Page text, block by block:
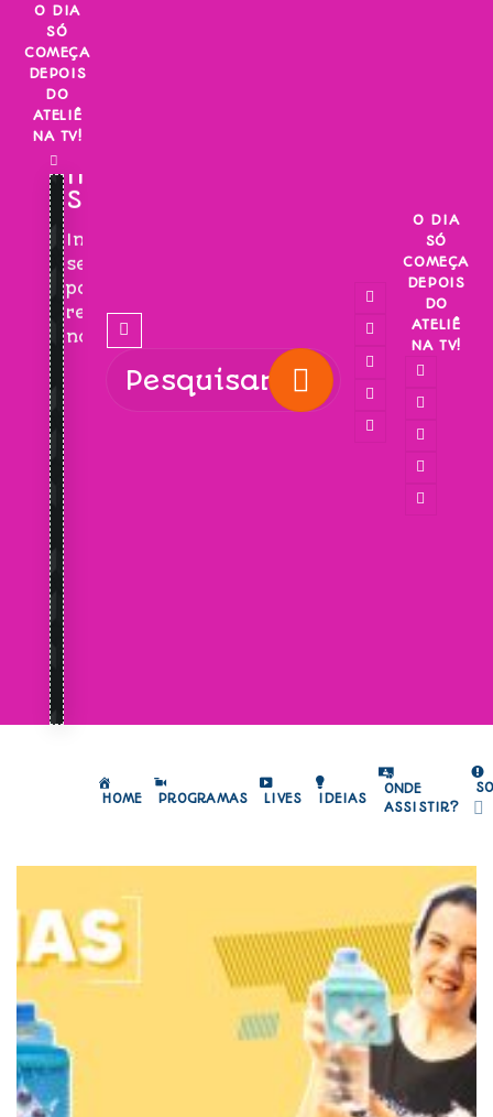
Skip
content
O DIA
SÓ
COMEÇA
DEPOIS
DO
ATELIÊ
NA TV!
INSCREVA-
SE!
Inscreva-
se
para
receber
novidades!
O DIA
SÓ
COMEÇA
DEPOIS
DO
ATELIÊ
NA TV!
HOME PROGRAMAS LIVES IDEIAS
ONDE
ASSISTIR?